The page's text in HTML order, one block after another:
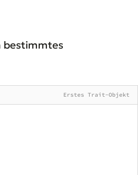
bestimmtes
Erstes Trait-Objekt